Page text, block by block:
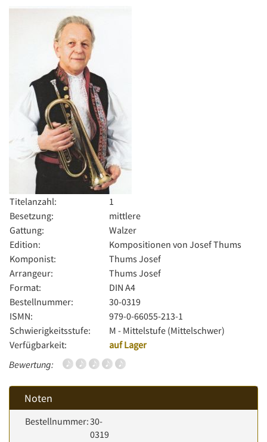
Titelanzahl:
1
Besetzung:
mittlere
Gattung:
Walzer
Edition:
Kompositionen von Josef Thums
Komponist:
Thums Josef
Arrangeur:
Thums Josef
Format:
DIN A4
Bestellnummer:
30-0319
ISMN:
979-0-66055-213-1
Schwierigkeitsstufe:
M - Mittelstufe (Mittelschwer)
Verfügbarkeit:
auf Lager
Bewertung:
Noten
Bestellnummer:30-
0319